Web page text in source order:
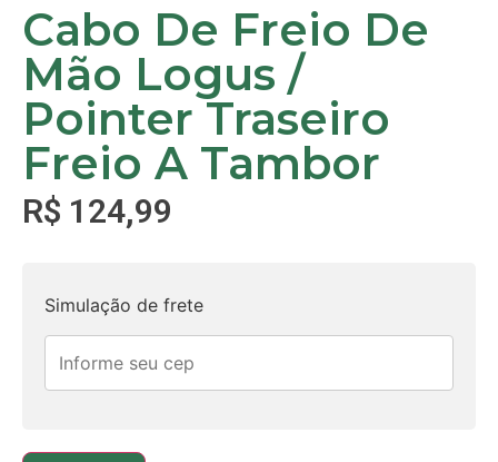
Cabo De Freio De
Mão Logus /
Pointer Traseiro
Freio A Tambor
R$ 124,99
Simulação de frete